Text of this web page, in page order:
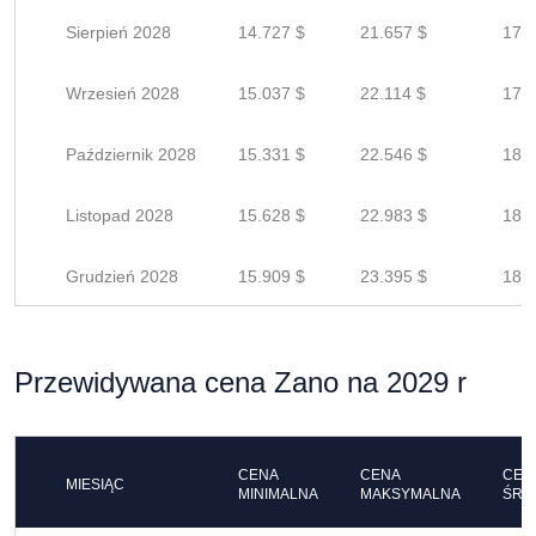
Sierpień 2028 14.727 $ 21.657 $
Wrzesień 2028 15.037 $ 22.114 $
Październik 2028 15.331 $ 22.546 $
Listopad 2028 15.628 $ 22.983 $
Grudzień 2028 15.909 $ 23.395 $
Przewidywana cena Zano na 2029 r
MIESIĄC
CENA
MINIMALNA
CENA
MAKSYMALNA